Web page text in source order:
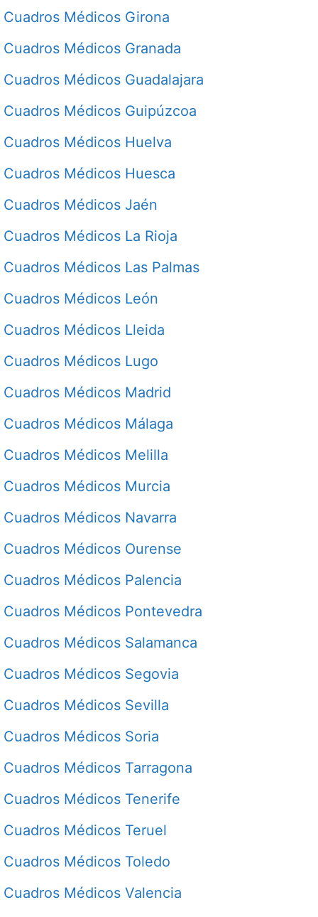
Cuadros Médicos Girona
Cuadros Médicos Granada
Cuadros Médicos Guadalajara
Cuadros Médicos Guipúzcoa
Cuadros Médicos Huelva
Cuadros Médicos Huesca
Cuadros Médicos Jaén
Cuadros Médicos La Rioja
Cuadros Médicos Las Palmas
Cuadros Médicos León
Cuadros Médicos Lleida
Cuadros Médicos Lugo
Cuadros Médicos Madrid
Cuadros Médicos Málaga
Cuadros Médicos Melilla
Cuadros Médicos Murcia
Cuadros Médicos Navarra
Cuadros Médicos Ourense
Cuadros Médicos Palencia
Cuadros Médicos Pontevedra
Cuadros Médicos Salamanca
Cuadros Médicos Segovia
Cuadros Médicos Sevilla
Cuadros Médicos Soria
Cuadros Médicos Tarragona
Cuadros Médicos Tenerife
Cuadros Médicos Teruel
Cuadros Médicos Toledo
Cuadros Médicos Valencia